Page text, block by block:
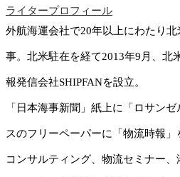
ライタープロフィール
外航海運会社で20年以上にわたり
事。北米駐在を経て2013年9月、北
報発信会社SHIPFANを設立。
「日本海事新聞」紙上に「ロサン
スのフリーペーパーに「物流時報
コンサルティング、物流セミナー